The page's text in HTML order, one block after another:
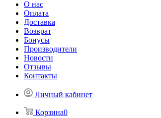
О нас
Оплата
Доставка
Возврат
Бонусы
Производители
Новости
Отзывы
Контакты
Личный кабинет
Корзина0